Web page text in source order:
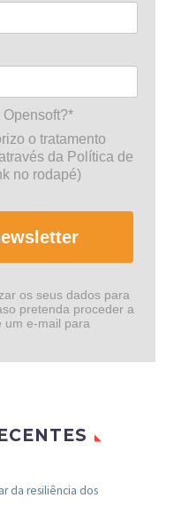
o tratamento
da Política de
no rodapé)
os seus dados para
pretenda proceder a
um e-mail para
da resiliência dos